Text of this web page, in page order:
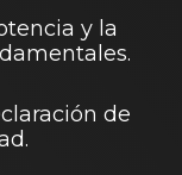
y la
de